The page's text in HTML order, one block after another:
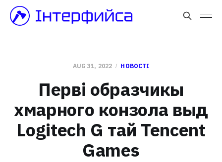
AUG 31, 2022 НОВОСТІ
Перві образчикы
хмарного конзола выд
Logitech G тай Tencent
Games